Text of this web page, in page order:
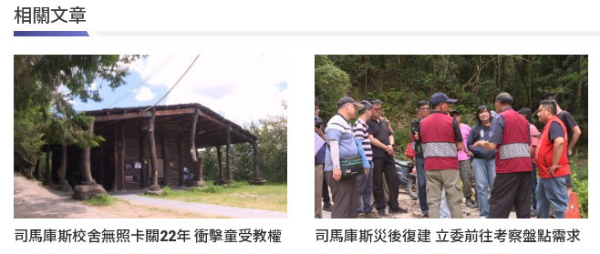
相關文章
司馬庫斯校舍無照卡關22年 衝擊童受教權 司馬庫斯災後復建 立委前往考察盤點需求